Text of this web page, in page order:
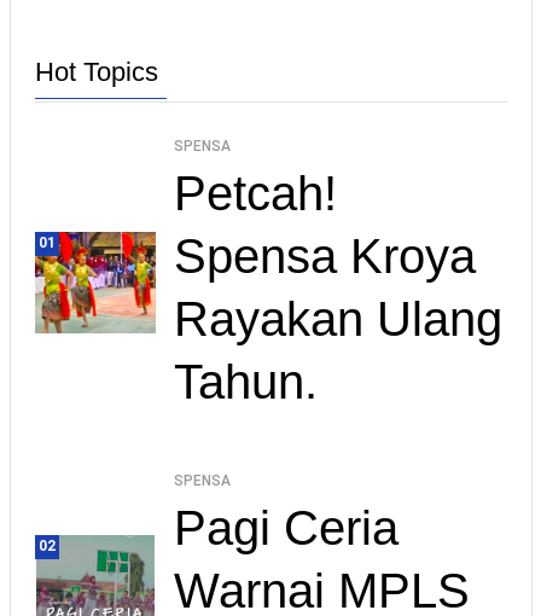
Hot Topics
01
SPENSA
Petcah!
Spensa Kroya
Rayakan Ulang
Tahun.
02
SPENSA
Pagi Ceria
Warnai MPLS